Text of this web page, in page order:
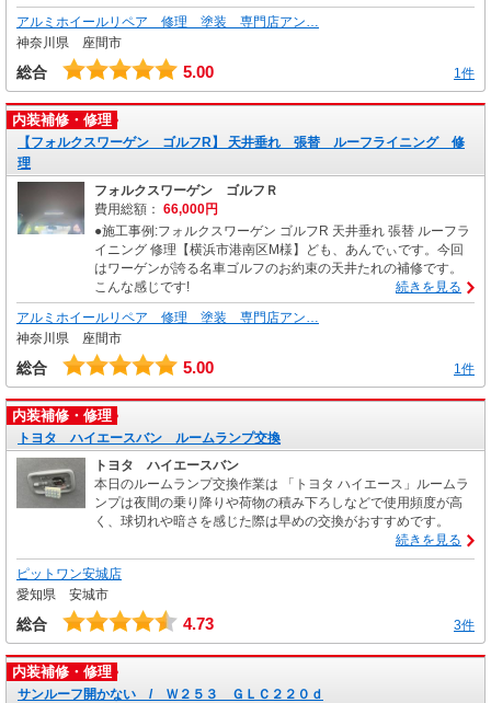
アルミホイールリペア 修理 塗装 専門店アン…
神奈川県 座間市
総合 5.00 1件
内装補修・修理
【フォルクスワーゲン ゴルフR】 天井垂れ 張替 ルーフライニング 修
理
フォルクスワーゲン ゴルフＲ
費用総額： 66,000円
●施工事例:フォルクスワーゲン ゴルフR 天井垂れ 張替 ルーフラ
イニング 修理【横浜市港南区M様】ども、あんでぃです。今回
はワーゲンが誇る名車ゴルフのお約束の天井たれの補修です。
こんな感じです!
続きを見る
アルミホイールリペア 修理 塗装 専門店アン…
神奈川県 座間市
総合 5.00 1件
内装補修・修理
トヨタ ハイエースバン ルームランプ交換
トヨタ ハイエースバン
本日のルームランプ交換作業は 「トヨタ ハイエース」ルームラ
ンプは夜間の乗り降りや荷物の積み下ろしなどで使用頻度が高
く、球切れや暗さを感じた際は早めの交換がおすすめです。
続きを見る
ピットワン安城店
愛知県 安城市
総合 4.73 3件
内装補修・修理
サンルーフ開かない / Ｗ２５３ ＧＬＣ２２０ｄ